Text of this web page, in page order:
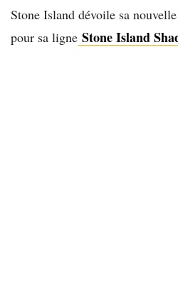
Stone Island dévoile sa
pour sa ligne Stone Island